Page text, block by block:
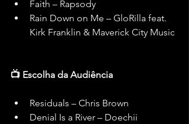
Faith – Rapsody
Rain Down on Me – GloRilla feat.
Kirk Franklin & Maverick City Music
📺 Escolha da Audiência
Residuals – Chris Brown
Denial Is a River – Doechii